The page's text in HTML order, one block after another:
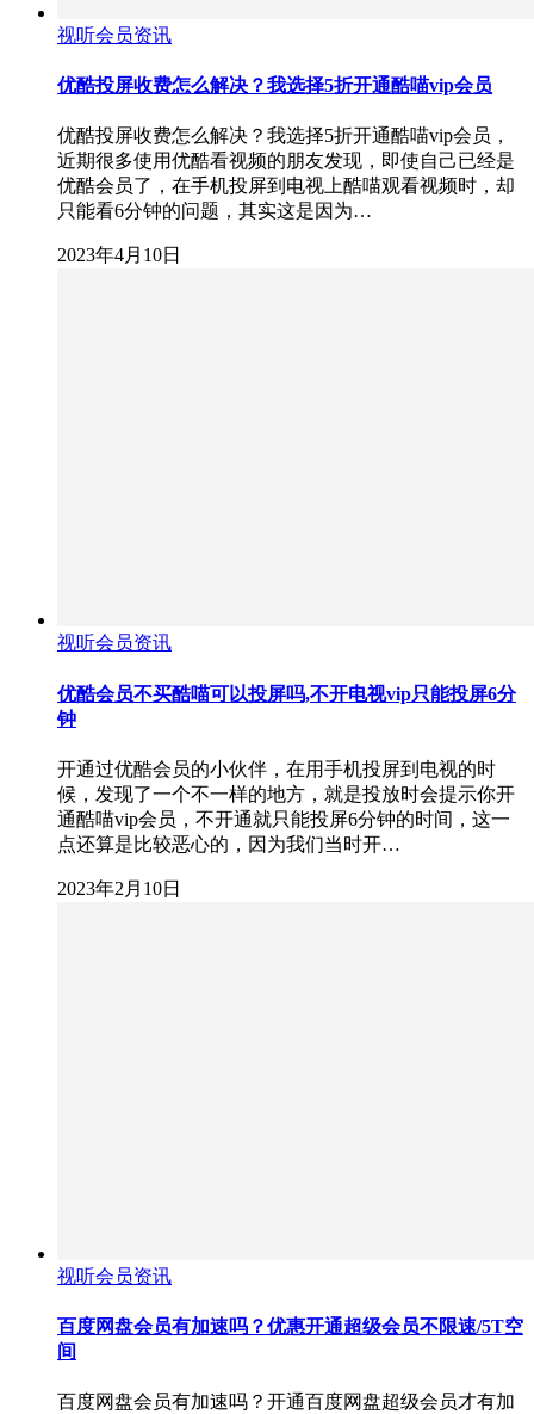
视听会员资讯
优酷投屏收费怎么解决？我选择5折开通酷喵vip会员
优酷投屏收费怎么解决？我选择5折开通酷喵vip会员，
近期很多使用优酷看视频的朋友发现，即使自己已经是
优酷会员了，在手机投屏到电视上酷喵观看视频时，却
只能看6分钟的问题，其实这是因为…
2023年4月10日
视听会员资讯
优酷会员不买酷喵可以投屏吗,不开电视vip只能投屏6分
钟
开通过优酷会员的小伙伴，在用手机投屏到电视的时
候，发现了一个不一样的地方，就是投放时会提示你开
通酷喵vip会员，不开通就只能投屏6分钟的时间，这一
点还算是比较恶心的，因为我们当时开…
2023年2月10日
视听会员资讯
百度网盘会员有加速吗？优惠开通超级会员不限速/5T空
间
百度网盘会员有加速吗？开通百度网盘超级会员才有加